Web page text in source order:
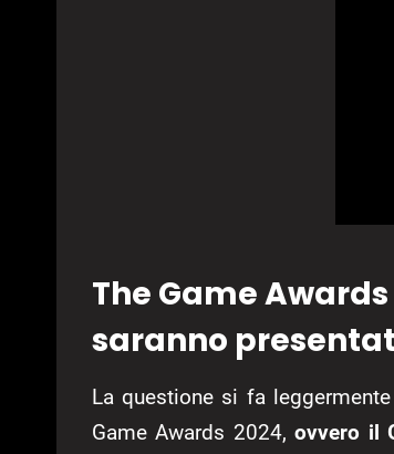
The Game
saranno
La questione si fa
Game Awards 2024,ovvero il